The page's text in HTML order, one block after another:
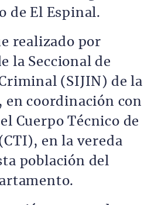
de El Espinal.
realizado por
la Seccional de
(SIJIN) de la
en coordinación con
Cuerpo Técnico de
en la vereda
población del